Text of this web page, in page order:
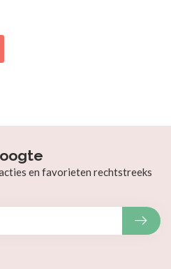
en favorieten rechtstreeks